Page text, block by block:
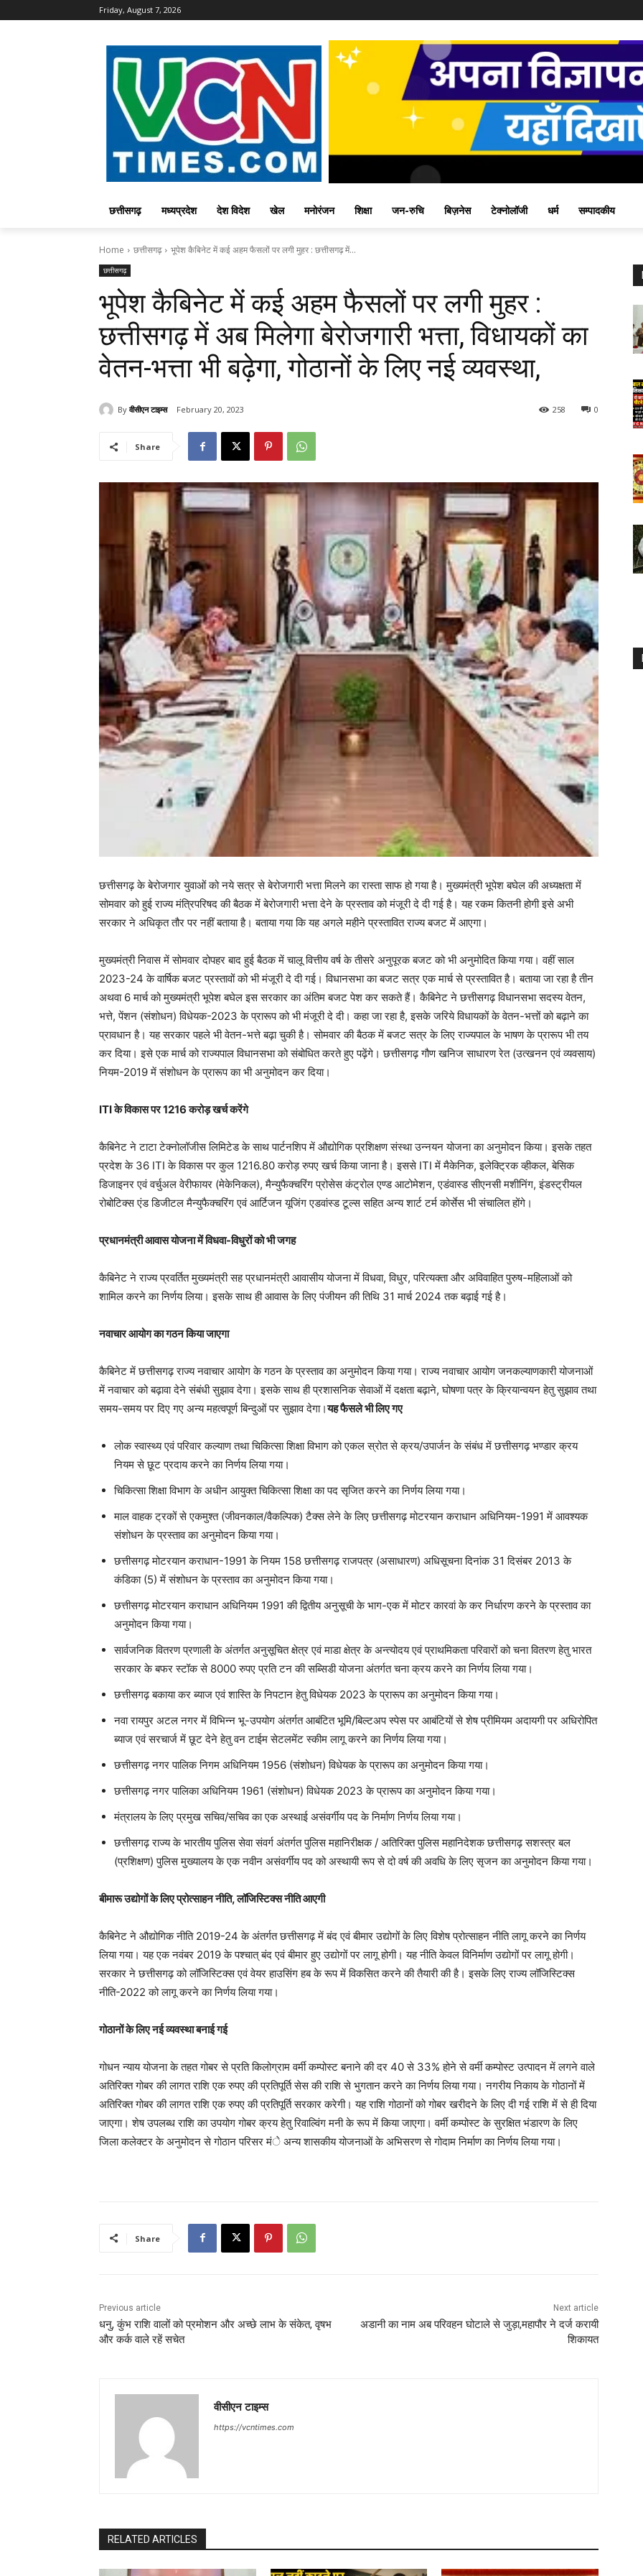
Friday, August 7, 2026
छत्तीसगढ़ मध्यप्रदेश देश विदेश खेल मनोरंजन शिक्षा जन-रुचि बिज़नेस टेक्नोलॉजी धर्म सम्पादकीय
Home छत्तीसगढ़ भूपेश कैबिनेट में कई अहम फैसलों पर लगी मुहर : छत्तीसगढ़ में...
छत्तीसगढ़
भूपेश कैबिनेट में कई अहम फैसलों पर लगी मुहर :
छत्तीसगढ़ में अब मिलेगा बेरोजगारी भत्ता, विधायकों का
वेतन-भत्ता भी बढ़ेगा, गोठानों के लिए नई व्यवस्था,
By वीसीएन टाइम्स February 20, 2023 0
258
Share
छत्तीसगढ़ के बेरोजगार युवाओं को नये सत्र से बेरोजगारी भत्ता मिलने का रास्ता साफ हो गया है। मुख्यमंत्री भूपेश बघेल की अध्यक्षता में
सोमवार को हुई राज्य मंत्रिपरिषद की बैठक में बेरोजगारी भत्ता देने के प्रस्ताव को मंजूरी दे दी गई है। यह रकम कितनी होगी इसे अभी
सरकार ने अधिकृत तौर पर नहीं बताया है। बताया गया कि यह अगले महीने प्रस्तावित राज्य बजट में आएगा।
मुख्यमंत्री निवास में सोमवार दोपहर बाद हुई बैठक में चालू वित्तीय वर्ष के तीसरे अनुपूरक बजट को भी अनुमोदित किया गया। वहीं साल
2023-24 के वार्षिक बजट प्रस्तावों को भी मंजूरी दे दी गई। विधानसभा का बजट सत्र एक मार्च से प्रस्तावित है। बताया जा रहा है तीन
अथवा 6 मार्च को मुख्यमंत्री भूपेश बघेल इस सरकार का अंतिम बजट पेश कर सकते हैं। कैबिनेट ने छत्तीसगढ़ विधानसभा सदस्य वेतन,
भत्ते, पेंशन (संशोधन) विधेयक-2023 के प्रारूप को भी मंजूरी दे दी। कहा जा रहा है, इसके जरिये विधायकों के वेतन-भत्तों को बढ़ाने का
प्रावधान है। यह सरकार पहले भी वेतन-भत्ते बढ़ा चुकी है। सोमवार की बैठक में बजट सत्र के लिए राज्यपाल के भाषण के प्रारूप भी तय
कर दिया। इसे एक मार्च को राज्यपाल विधानसभा को संबोधित करते हुए पढ़ेंगे। छत्तीसगढ़ गौण खनिज साधारण रेत (उत्खनन एवं व्यवसाय)
नियम-2019 में संशोधन के प्रारूप का भी अनुमोदन कर दिया।
ITI के विकास पर 1216 करोड़ खर्च करेंगे
कैबिनेट ने टाटा टेक्नोलॉजीस लिमिटेड के साथ पार्टनशिप में औद्योगिक प्रशिक्षण संस्था उन्नयन योजना का अनुमोदन किया। इसके तहत
प्रदेश के 36 ITI के विकास पर कुल 1216.80 करोड़ रुपए खर्च किया जाना है। इससे ITI में मैकेनिक, इलेक्ट्रिक व्हीकल, बेसिक
डिजाइनर एवं वर्चुअल वेरीफायर (मेकेनिकल), मैन्युफैक्चरिंग प्रोसेस कंट्रोल एण्ड आटोमेशन, एडंवास्ड सीएनसी मशीनिंग, इंडस्ट्रीयल
रोबोटिक्स एंड डिजीटल मैन्युफैक्चरिंग एवं आर्टिजन यूजिंग एडवांस्ड टूल्स सहित अन्य शार्ट टर्म कोर्सेस भी संचालित होंगे।
प्रधानमंत्री आवास योजना में विधवा-विधुरों को भी जगह
कैबिनेट ने राज्य प्रवर्तित मुख्यमंत्री सह प्रधानमंत्री आवासीय योजना में विधवा, विधुर, परित्यक्ता और अविवाहित पुरुष-महिलाओं को
शामिल करने का निर्णय लिया। इसके साथ ही आवास के लिए पंजीयन की तिथि 31 मार्च 2024 तक बढ़ाई गई है।
नवाचार आयोग का गठन किया जाएगा
कैबिनेट में छत्तीसगढ़ राज्य नवाचार आयोग के गठन के प्रस्ताव का अनुमोदन किया गया। राज्य नवाचार आयोग जनकल्याणकारी योजनाओं
में नवाचार को बढ़ावा देने संबंधी सुझाव देगा। इसके साथ ही प्रशासनिक सेवाओं में दक्षता बढ़ाने, घोषणा पत्र के क्रियान्वयन हेतु सुझाव तथा
समय-समय पर दिए गए अन्य महत्वपूर्ण बिन्दुओं पर सुझाव देगा।यह फैसले भी लिए गए
लोक स्वास्थ्य एवं परिवार कल्याण तथा चिकित्सा शिक्षा विभाग को एकल स्रोत से क्रय/उपार्जन के संबंध में छत्तीसगढ़ भण्डार क्रय
नियम से छूट प्रदाय करने का निर्णय लिया गया।
चिकित्सा शिक्षा विभाग के अधीन आयुक्त चिकित्सा शिक्षा का पद सृजित करने का निर्णय लिया गया।
माल वाहक ट्रकों से एकमुश्त (जीवनकाल/वैकल्पिक) टैक्स लेने के लिए छत्तीसगढ़ मोटरयान कराधान अधिनियम-1991 में आवश्यक
संशोधन के प्रस्ताव का अनुमोदन किया गया।
छत्तीसगढ़ मोटरयान कराधान-1991 के नियम 158 छत्तीसगढ़ राजपत्र (असाधारण) अधिसूचना दिनांक 31 दिसंबर 2013 के
कंडिका (5) में संशोधन के प्रस्ताव का अनुमोदन किया गया।
छत्तीसगढ़ मोटरयान कराधान अधिनियम 1991 की द्वितीय अनुसूची के भाग-एक में मोटर कारवां के कर निर्धारण करने के प्रस्ताव का
अनुमोदन किया गया।
सार्वजनिक वितरण प्रणाली के अंतर्गत अनुसूचित क्षेत्र एवं माडा क्षेत्र के अन्त्योदय एवं प्राथमिकता परिवारों को चना वितरण हेतु भारत
सरकार के बफर स्टॉक से 8000 रुपए प्रति टन की सब्सिडी योजना अंतर्गत चना क्रय करने का निर्णय लिया गया।
छत्तीसगढ़ बकाया कर ब्याज एवं शास्ति के निपटान हेतु विधेयक 2023 के प्रारूप का अनुमोदन किया गया।
नवा रायपुर अटल नगर में विभिन्न भू-उपयोग अंतर्गत आबंटित भूमि/बिल्टअप स्पेस पर आबंटियों से शेष प्रीमियम अदायगी पर अधिरोपित
ब्याज एवं सरचार्ज में छूट देने हेतु वन टाईम सेटलमेंट स्कीम लागू करने का निर्णय लिया गया।
छत्तीसगढ़ नगर पालिक निगम अधिनियम 1956 (संशोधन) विधेयक के प्रारूप का अनुमोदन किया गया।
छत्तीसगढ़ नगर पालिका अधिनियम 1961 (संशोधन) विधेयक 2023 के प्रारूप का अनुमोदन किया गया।
मंत्रालय के लिए प्रमुख सचिव/सचिव का एक अस्थाई असंवर्गीय पद के निर्माण निर्णय लिया गया।
छत्तीसगढ़ राज्य के भारतीय पुलिस सेवा संवर्ग अंतर्गत पुलिस महानिरीक्षक / अतिरिक्त पुलिस महानिदेशक छत्तीसगढ़ सशस्त्र बल
(प्रशिक्षण) पुलिस मुख्यालय के एक नवीन असंवर्गीय पद को अस्थायी रूप से दो वर्ष की अवधि के लिए सृजन का अनुमोदन किया गया।
बीमारू उद्योगों के लिए प्रोत्साहन नीति, लॉजिस्टिक्स नीति आएगी
कैबिनेट ने औद्योगिक नीति 2019-24 के अंतर्गत छत्तीसगढ़ में बंद एवं बीमार उद्योगों के लिए विशेष प्रोत्साहन नीति लागू करने का निर्णय
लिया गया। यह एक नवंबर 2019 के पश्चात् बंद एवं बीमार हुए उद्योगों पर लागू होगी। यह नीति केवल विनिर्माण उद्योगों पर लागू होगी।
सरकार ने छत्तीसगढ़ को लॉजिस्टिक्स एवं वेयर हाउसिंग हब के रूप में विकसित करने की तैयारी की है। इसके लिए राज्य लॉजिस्टिक्स
नीति-2022 को लागू करने का निर्णय लिया गया।
गोठानों के लिए नई व्यवस्था बनाई गई
गोधन न्याय योजना के तहत गोबर से प्रति किलोग्राम वर्मी कम्पोस्ट बनाने की दर 40 से 33% होने से वर्मी कम्पोस्ट उत्पादन में लगने वाले
अतिरिक्त गोबर की लागत राशि एक रुपए की प्रतिपूर्ति सेस की राशि से भुगतान करने का निर्णय लिया गया। नगरीय निकाय के गोठानों में
अतिरिक्त गोबर की लागत राशि एक रुपए की प्रतिपूर्ति सरकार करेगी। यह राशि गोठानों को गोबर खरीदने के लिए दी गई राशि में से ही दिया
जाएगा। शेष उपलब्ध राशि का उपयोग गोबर क्रय हेतु रिवाल्विंग मनी के रूप में किया जाएगा। वर्मी कम्पोस्ट के सुरक्षित भंडारण के लिए
जिला कलेक्टर के अनुमोदन से गोठान परिसर मंे अन्य शासकीय योजनाओं के अभिसरण से गोदाम निर्माण का निर्णय लिया गया।
Share
Previous article
धनु, कुंभ राशि वालों को प्रमोशन और अच्छे लाभ के संकेत, वृषभ
और कर्क वाले रहें सचेत
Next article
अडानी का नाम अब परिवहन घोटाले से जुड़ा,महापौर ने दर्ज करायी
शिकायत
वीसीएन टाइम्स
https://vcntimes.com
RELATED ARTICLES